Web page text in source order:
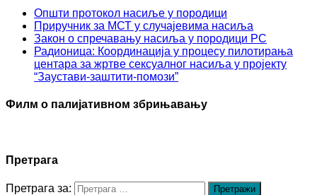
Општи протокол насиље у породици
Приручник за МСТ у случајевима насиља
Закон о спречавању насиља у породици РС
Радионица: Координација у процесу пилотирања
центара за жртве сексуалног насиља у пројекту
“Заустави-заштити-помози”
Филм о палијативном збрињавању
Претрага
Претрага за: